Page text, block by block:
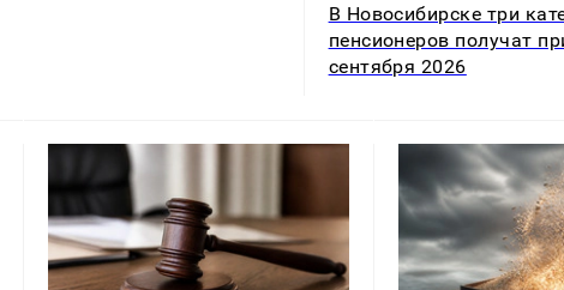
В Новосибирске три
пенсионеров получат
сентября 2026